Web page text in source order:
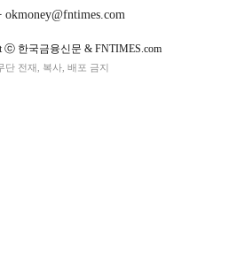
ⓒ 한국금융신문 & FNTIMES.com
전재, 복사, 배포 금지